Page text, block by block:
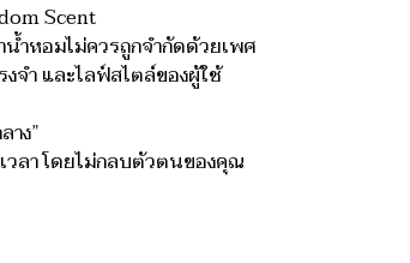
Scent
ำหอมไม่ควรถูกจำกัดด้วยเพศ
จำ และไลฟ์สไตล์ของผู้ใช้
ง”
ลา โดยไม่กลบตัวตนของคุณ